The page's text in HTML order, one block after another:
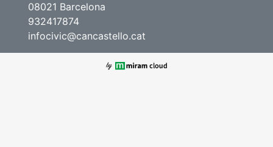
08021 Barcelona
932417874
infocivic@cancastello.cat